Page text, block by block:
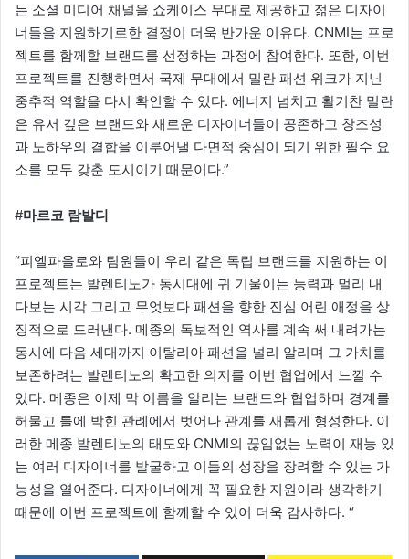
는 소셜 미디어 채널을 쇼케이스 무대로 제공하고 젊은 디자이
너들을 지원하기로한 결정이 더욱 반가운 이유다. CNMI는 프로
젝트를 함께할 브랜드를 선정하는 과정에 참여한다. 또한, 이번
프로젝트를 진행하면서 국제 무대에서 밀란 패션 위크가 지닌
중추적 역할을 다시 확인할 수 있다. 에너지 넘치고 활기찬 밀란
은 유서 깊은 브랜드와 새로운 디자이너들이 공존하고 창조성
과 노하우의 결합을 이루어낼 다면적 중심이 되기 위한 필수 요
소를 모두 갖춘 도시이기 때문이다.”
#마르코 람발디
“피엘파올로와 팀원들이 우리 같은 독립 브랜드를 지원하는 이
프로젝트는 발렌티노가 동시대에 귀 기울이는 능력과 멀리 내
다보는 시각 그리고 무엇보다 패션을 향한 진심 어린 애정을 상
징적으로 드러낸다. 메종의 독보적인 역사를 계속 써 내려가는
동시에 다음 세대까지 이탈리아 패션을 널리 알리며 그 가치를
보존하려는 발렌티노의 확고한 의지를 이번 협업에서 느낄 수
있다. 메종은 이제 막 이름을 알리는 브랜드와 협업하며 경계를
허물고 틀에 박힌 관례에서 벗어나 관계를 새롭게 형성한다. 이
러한 메종 발렌티노의 태도와 CNMI의 끊임없는 노력이 재능 있
는 여러 디자이너를 발굴하고 이들의 성장을 장려할 수 있는 가
능성을 열어준다. 디자이너에게 꼭 필요한 지원이라 생각하기
때문에 이번 프로젝트에 함께할 수 있어 더욱 감사하다. “